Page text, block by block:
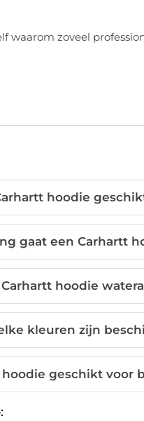
waarom zoveel
hoodie
gaat een Carhartt
Carhartt hoodie
kleuren zijn
hoodie geschikt voor